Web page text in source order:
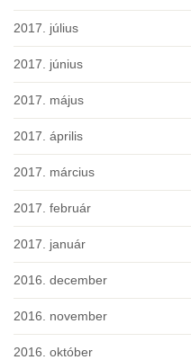
2017. július
2017. június
2017. május
2017. április
2017. március
2017. február
2017. január
2016. december
2016. november
2016. október